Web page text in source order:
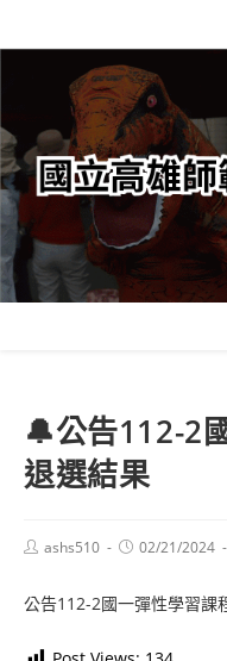
轉
要
內
容
🔔公告112-2
退選結果
Postashs510
Post02/21/2024
公告112-2國一彈性學習課